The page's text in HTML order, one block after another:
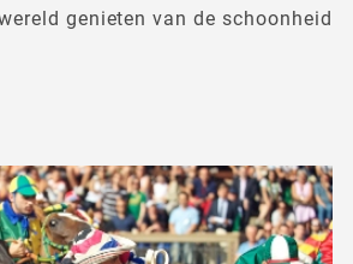
genieten van de schoonheid